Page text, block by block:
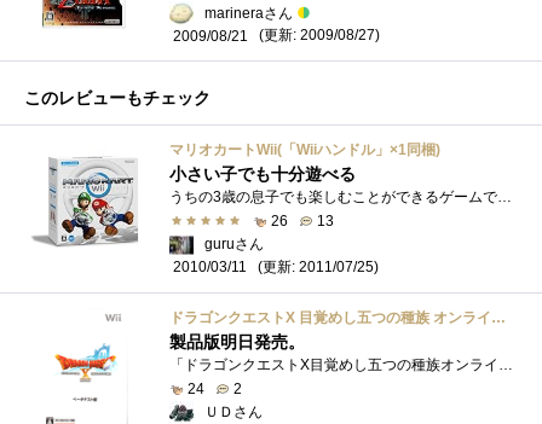
marineraさん
2009/08/21
(更新: 2009/08/27)
このレビューもチェック
マリオカートWii(「Wiiハンドル」×1同梱)
小さい子でも十分遊べる
うちの3歳の息子でも楽しむことができるゲームです。ほとんど付属のハンドルで操作できるため難しい操作がないのがいい！！男の子は車とかが�...
26
13
guruさん
2010/03/11
(更新: 2011/07/25)
ドラゴンクエストX 目覚めし五つの種族 オンライン ベータテスト版
製品版明日発売。
「ドラゴンクエストX目覚めし五つの種族オンラインベータテスト版（WiiUSBメモリー同梱版）」です。４月に選ばれたけど、結局１回も(汗)守秘義�...
24
2
ＵＤさん